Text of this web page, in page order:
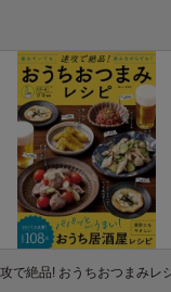
で絶品! おうちおつまみレ